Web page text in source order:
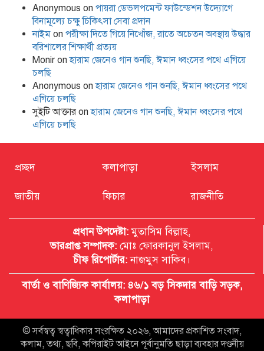
Anonymous on পায়রা ডেভলপমেন্ট ফাউন্ডেশন উদ্যোগে
বিনামূল্যে চক্ষু চিকিৎসা সেবা প্রদান
নাইম on পরীক্ষা দিতে গিয়ে নিখোঁজ, রাতে অচেতন অবস্থায় উদ্ধার
বরিশালের শিক্ষার্থী প্রত্যয়
Monir onহারাম জেনেও গান শুনছি, ঈমান ধ্বংসের পথে এগিয়ে
চলছি
Anonymous onহারাম জেনেও গান শুনছি, ঈমান ধ্বংসের পথে
এগিয়ে চলছি
সুইটি আক্তার onহারাম জেনেও গান শুনছি, ঈমান ধ্বংসের পথে
এগিয়ে চলছি
প্রচ্ছদ কলাপাড়া ইসলাম
জাতীয় ফিচার রাজনীতি
প্রধান উপদেষ্টা:মুতাসিম বিল্লাহ,
ভারপ্রাপ্ত সম্পাদক: মোঃ ফোরকানুল ইসলাম,
চীফ রিপোর্টার:নাজমুস সাকিব।
বার্তা ও বাণিজ্যিক কার্যালয়: ৪৬/১ বড় সিকদার বাড়ি সড়ক,
কলাপাড়া
© সর্বস্বত্ব স্বত্বাধিকার সংরক্ষিত ২০২৬, আমাদের প্রকাশিত সংবাদ,
কলাম, তথ্য, ছবি, কপিরাইট আইনে পূর্বানুমতি ছাড়া ব্যবহার দণ্ডনীয়